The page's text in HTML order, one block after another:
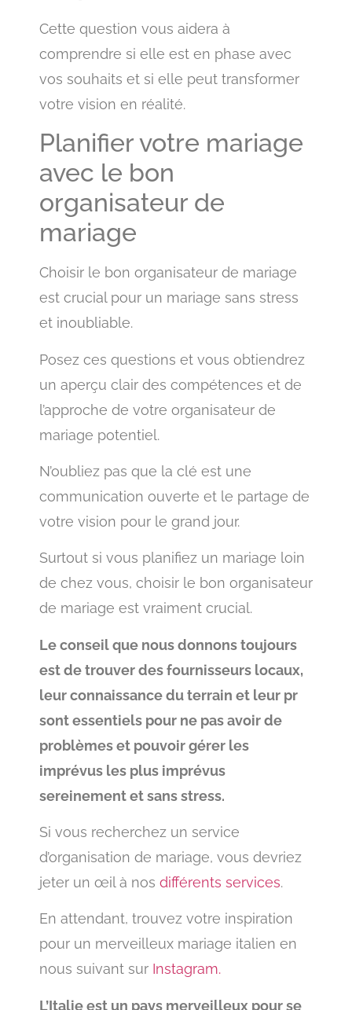
Cette question vous aidera à
comprendre si elle est en phase avec
vos souhaits et si elle peut transformer
votre vision en réalité.
Planifier votre mariage
avec le bon
organisateur de
mariage
Choisir le bon organisateur de mariage
est crucial pour un mariage sans stress
et inoubliable.
Posez ces questions et vous obtiendrez
un aperçu clair des compétences et de
l’approche de votre organisateur de
mariage potentiel.
N’oubliez pas que la clé est une
communication ouverte et le partage de
votre vision pour le grand jour.
Surtout si vous planifiez un mariage loin
de chez vous, choisir le bon organisateur
de mariage est vraiment crucial.
Le conseil que nous donnons toujours
est de trouver des fournisseurs locaux,
leur connaissance du terrain et leur pr
sont essentiels pour ne pas avoir de
problèmes et pouvoir gérer les
imprévus les plus imprévus
sereinement et sans stress.
Si vous recherchez un service
d’organisation de mariage, vous devriez
jeter un œil à nos différents services.
En attendant, trouvez votre inspiration
pour un merveilleux mariage italien en
nous suivant sur Instagram.
L’Italie est un pays merveilleux pour se